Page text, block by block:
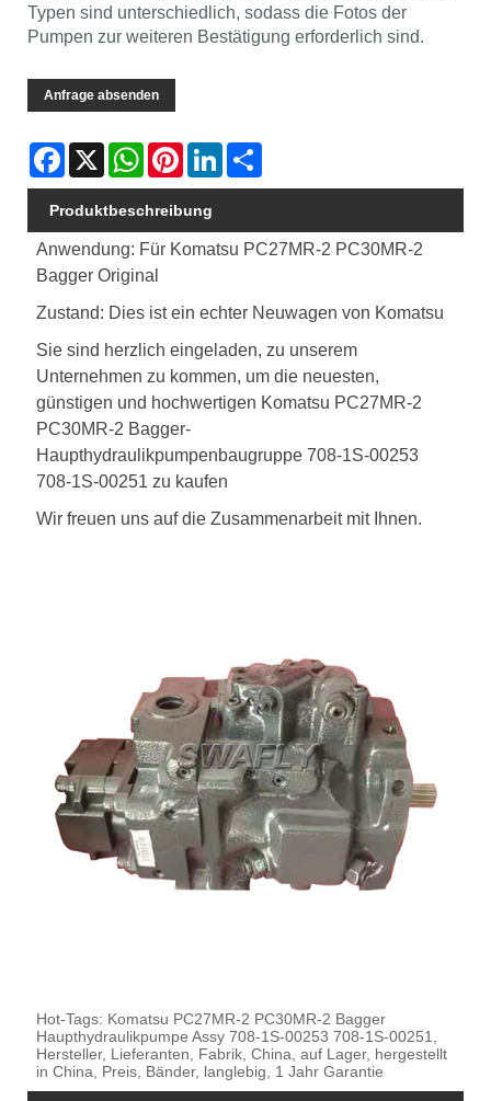
Typen sind unterschiedlich, sodass die Fotos der
Pumpen zur weiteren Bestätigung erforderlich sind.
Anfrage absenden
Facebook
X WhatsAppPinterestLinkedIn
Produktbeschreibung
Anwendung: Für Komatsu PC27MR-2 PC30MR-2
Bagger Original
Zustand: Dies ist ein echter Neuwagen von Komatsu
Sie sind herzlich eingeladen, zu unserem
Unternehmen zu kommen, um die neuesten,
günstigen und hochwertigen Komatsu PC27MR-2
PC30MR-2 Bagger-
Haupthydraulikpumpenbaugruppe 708-1S-00253
708-1S-00251 zu kaufen
Wir freuen uns auf die Zusammenarbeit mit Ihnen.
Hot-Tags: Komatsu PC27MR-2 PC30MR-2 Bagger
Haupthydraulikpumpe Assy 708-1S-00253 708-1S-00251,
Hersteller, Lieferanten, Fabrik, China, auf Lager, hergestellt
in China, Preis, Bänder, langlebig, 1 Jahr Garantie